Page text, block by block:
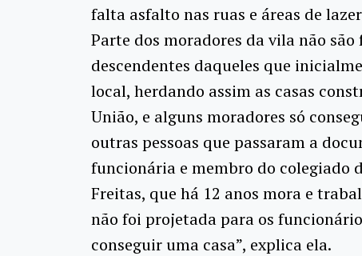
falta asfalto nas ruas e áreas de
Parte dos moradores da vila não
descendentes daqueles que
local, herdando assim as casas
União, e alguns moradores só
outras pessoas que passaram a
funcionária e membro do colegiado
Freitas, que há 12 anos mora e
não foi projetada para os
conseguir uma casa”, explica ela.